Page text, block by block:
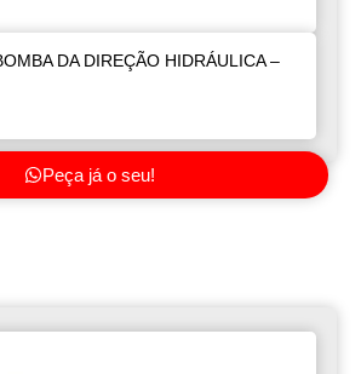
DA DIREÇÃO HIDRÁULICA –
Peça já o seu!